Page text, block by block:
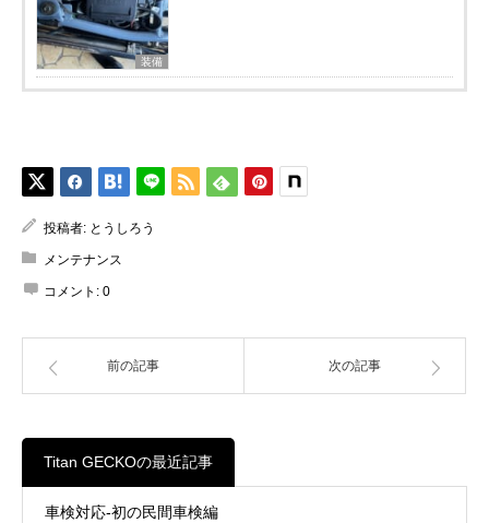
装備
投稿者: とうしろう
メンテナンス
コメント: 0
前の記事 次の記事
Titan GECKOの最近記事
車検対応-初の民間車検編